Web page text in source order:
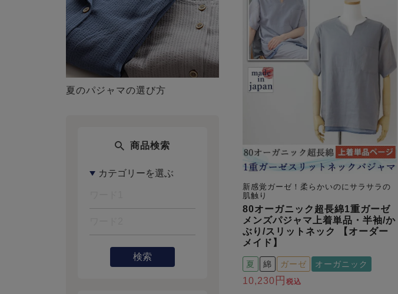
夏のパジャマの選び方
商品検索
検索
新感覚ガーゼ！柔らかいのにサラサラの
肌触り
80オーガニック超長綿1重ガーゼ
メンズパジャマ上着単品・半袖/か
ぶり/スリットネック 【オーダー
メイド】
夏 綿 ガーゼ オーガニック
10,230 税込